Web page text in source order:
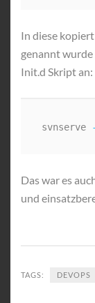
In diese
genannt
Init.d Skript an:
svnserve
Das war es
und
TAGS: DEVOPS